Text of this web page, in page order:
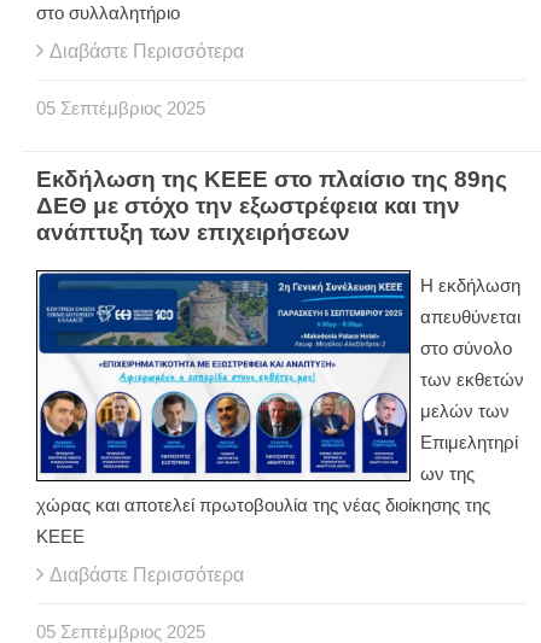
στο συλλαλητήριο
Διαβάστε Περισσότερα
05 Σεπτέμβριος 2025
Εκδήλωση της ΚΕΕΕ στο πλαίσιο της 89ης
ΔΕΘ με στόχο την εξωστρέφεια και την
ανάπτυξη των επιχειρήσεων
Η εκδήλωση
απευθύνεται
στο σύνολο
των εκθετών
μελών των
Επιμελητηρί
ων της
χώρας και αποτελεί πρωτοβουλία της νέας διοίκησης της
ΚΕΕΕ
Διαβάστε Περισσότερα
05 Σεπτέμβριος 2025